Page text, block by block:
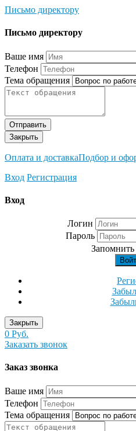
Письмо директору
Письмо директору
Ваше имя
Телефон
Тема обращения
Отправить
Закрыть
Оплата и доставкаПодбор и
Вход Регистрация
Вход
Логин
Пароль
Запомнить
Закрыть
0 Руб.
Заказать звонок
Заказ звонка
Ваше имя
Телефон
Тема обращения